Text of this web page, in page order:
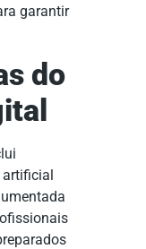
garantir
do
artificial